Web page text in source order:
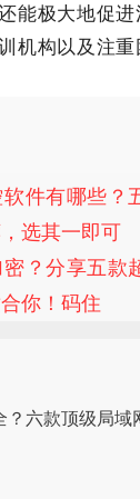
能极大地促进
机构以及注
件有哪些？
选其一即可
？分享五款
你！码住
？六款顶级局域